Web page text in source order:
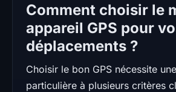
Comment choisir le
appareil GPS pour
déplacements ?
Choisir le bon GPS nécessite
particulière à plusieurs critères